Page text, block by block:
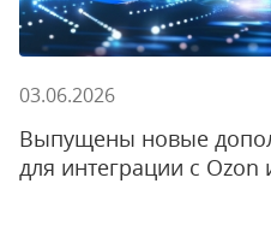
03.06.2026
Выпущены новые
для интеграции с Ozon